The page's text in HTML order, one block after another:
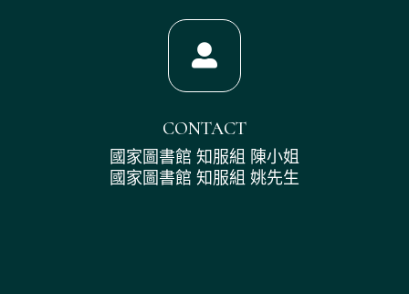

CONTACT
國家圖書館 知服組 陳小姐
國家圖書館 知服組 姚先生